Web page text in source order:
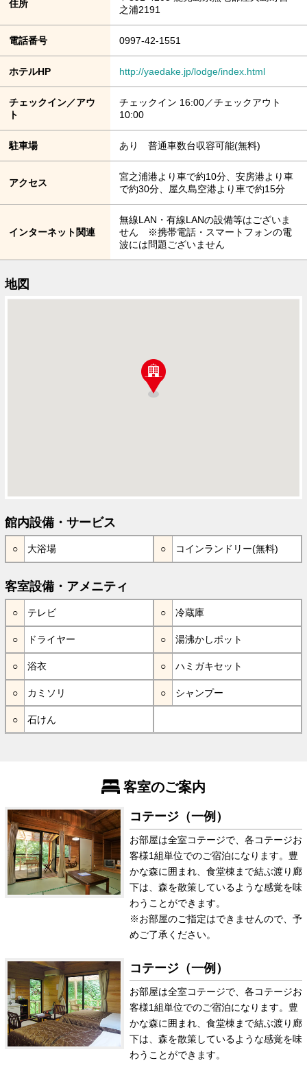
住所
之浦2191
電話番号 0997-42-1551
ホテルHP http://yaedake.jp/lodge/index.html
チェックイン／アウ
ト
チェックイン 16:00／チェックアウト
10:00
駐車場 あり 普通車数台収容可能(無料)
アクセス
宮之浦港より車で約10分、安房港より車
で約30分、屋久島空港より車で約15分
インターネット関連
無線LAN・有線LANの設備等はございま
せん ※携帯電話・スマートフォンの電
波には問題ございません
地図
館内設備・サービス
大浴場 コインランドリー(無料)
客室設備・アメニティ
テレビ 冷蔵庫
ドライヤー 湯沸かしポット
浴衣 ハミガキセット
カミソリ シャンプー
石けん
客室のご案内
コテージ（一例）
お部屋は全室コテージで、各コテージお
客様1組単位でのご宿泊になります。豊
かな森に囲まれ、食堂棟まで結ぶ渡り廊
下は、森を散策しているような感覚を味
わうことができます。
※お部屋のご指定はできませんので、予
めご了承ください。
コテージ（一例）
お部屋は全室コテージで、各コテージお
客様1組単位でのご宿泊になります。豊
かな森に囲まれ、食堂棟まで結ぶ渡り廊
下は、森を散策しているような感覚を味
わうことができます。